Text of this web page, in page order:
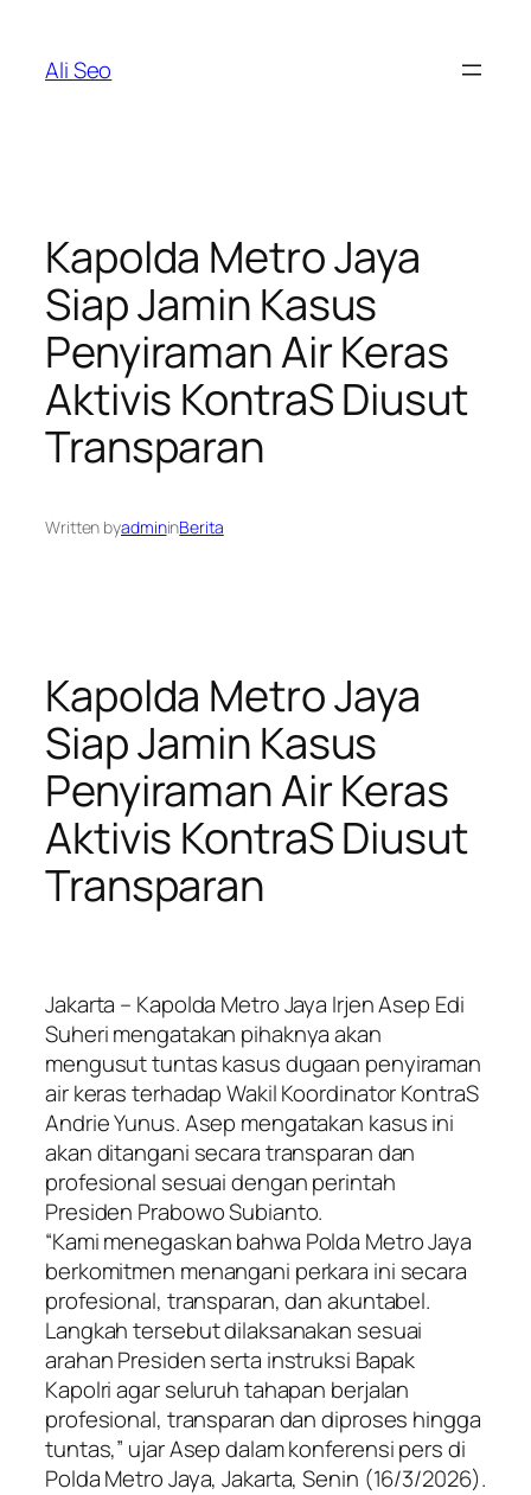
content
Ali Seo
Kapolda Metro Jaya
Siap Jamin Kasus
Penyiraman Air Keras
Aktivis KontraS Diusut
Transparan
Written byadmininBerita
Kapolda Metro Jaya
Siap Jamin Kasus
Penyiraman Air Keras
Aktivis KontraS Diusut
Transparan
Jakarta – Kapolda Metro Jaya Irjen Asep Edi
Suheri mengatakan pihaknya akan
mengusut tuntas kasus dugaan penyiraman
air keras terhadap Wakil Koordinator KontraS
Andrie Yunus. Asep mengatakan kasus ini
akan ditangani secara transparan dan
profesional sesuai dengan perintah
Presiden Prabowo Subianto.
“Kami menegaskan bahwa Polda Metro Jaya
berkomitmen menangani perkara ini secara
profesional, transparan, dan akuntabel.
Langkah tersebut dilaksanakan sesuai
arahan Presiden serta instruksi Bapak
Kapolri agar seluruh tahapan berjalan
profesional, transparan dan diproses hingga
tuntas,” ujar Asep dalam konferensi pers di
Polda Metro Jaya, Jakarta, Senin (16/3/2026).